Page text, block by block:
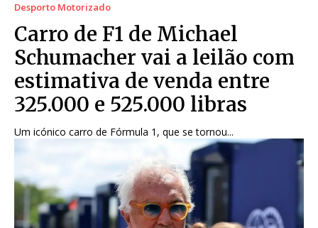
Desporto Motorizado
Carro de F1 de Michael
Schumacher vai a leilão com
estimativa de venda entre
325.000 e 525.000 libras
Um icónico carro de Fórmula 1, que se tornou...